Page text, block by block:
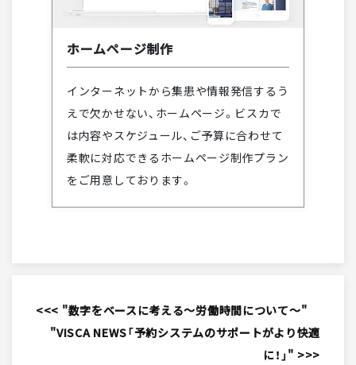
ホームページ制作
インターネットから集患や情報発信するう
えで欠かせない、ホームページ。ビスカで
は内容やスケジュール、ご予算に合わせて
柔軟に対応できるホームページ制作プラン
をご用意しております。
<<< "数字をベースに考える～労働時間について～"
"VISCA NEWS「予約システムのサポートがより快適
に！」" >>>